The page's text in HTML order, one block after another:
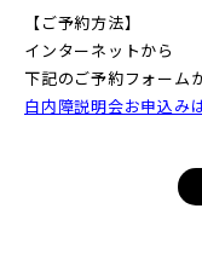
【ご予約方法】
インターネットから
下記のご予約フォーム
白内障説明会お申込み